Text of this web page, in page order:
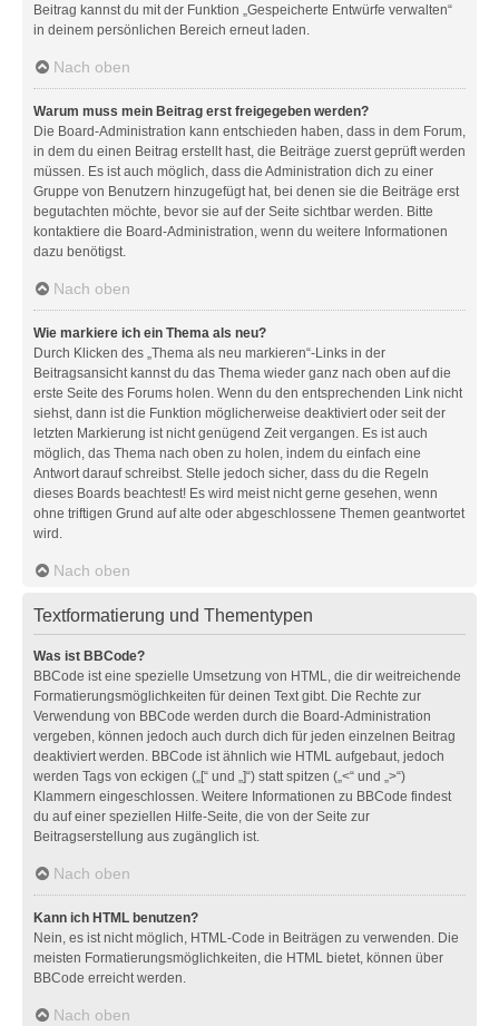
Beitrag kannst du mit der Funktion „Gespeicherte Entwürfe verwalten“
in deinem persönlichen Bereich erneut laden.
Nach oben
Warum muss mein Beitrag erst freigegeben werden?
Die Board-Administration kann entschieden haben, dass in dem Forum,
in dem du einen Beitrag erstellt hast, die Beiträge zuerst geprüft werden
müssen. Es ist auch möglich, dass die Administration dich zu einer
Gruppe von Benutzern hinzugefügt hat, bei denen sie die Beiträge erst
begutachten möchte, bevor sie auf der Seite sichtbar werden. Bitte
kontaktiere die Board-Administration, wenn du weitere Informationen
dazu benötigst.
Nach oben
Wie markiere ich ein Thema als neu?
Durch Klicken des „Thema als neu markieren“-Links in der
Beitragsansicht kannst du das Thema wieder ganz nach oben auf die
erste Seite des Forums holen. Wenn du den entsprechenden Link nicht
siehst, dann ist die Funktion möglicherweise deaktiviert oder seit der
letzten Markierung ist nicht genügend Zeit vergangen. Es ist auch
möglich, das Thema nach oben zu holen, indem du einfach eine
Antwort darauf schreibst. Stelle jedoch sicher, dass du die Regeln
dieses Boards beachtest! Es wird meist nicht gerne gesehen, wenn
ohne triftigen Grund auf alte oder abgeschlossene Themen geantwortet
wird.
Nach oben
Textformatierung und Thementypen
Was ist BBCode?
BBCode ist eine spezielle Umsetzung von HTML, die dir weitreichende
Formatierungsmöglichkeiten für deinen Text gibt. Die Rechte zur
Verwendung von BBCode werden durch die Board-Administration
vergeben, können jedoch auch durch dich für jeden einzelnen Beitrag
deaktiviert werden. BBCode ist ähnlich wie HTML aufgebaut, jedoch
werden Tags von eckigen („[“ und „]“) statt spitzen („<“ und „>“)
Klammern eingeschlossen. Weitere Informationen zu BBCode findest
du auf einer speziellen Hilfe-Seite, die von der Seite zur
Beitragserstellung aus zugänglich ist.
Nach oben
Kann ich HTML benutzen?
Nein, es ist nicht möglich, HTML-Code in Beiträgen zu verwenden. Die
meisten Formatierungsmöglichkeiten, die HTML bietet, können über
BBCode erreicht werden.
Nach oben